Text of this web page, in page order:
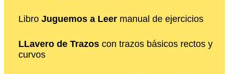
Libro Juguemos a Leer manual de ejercicios
LLavero de Trazos con trazos básicos rectos y
curvos